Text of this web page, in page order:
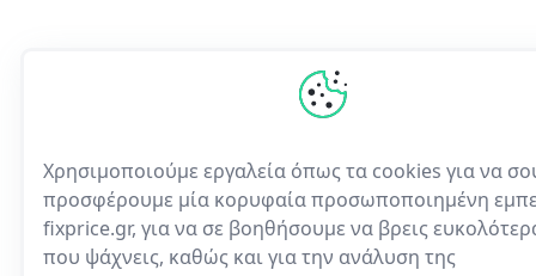
Χρησιμοποιούμε εργαλεία όπως τα cookies για να
προσφέρουμε μία κορυφαία προσωποποιημένη
fixprice.gr, για να σε βοηθήσουμε να βρεις
που ψάχνεις, καθώς και για την ανάλυση της